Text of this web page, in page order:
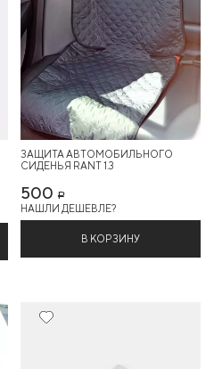
ЗАЩИТА АВТОМОБИЛЬНОГО
СИДЕНЬЯ RANT 1.3
500 Р
НАШЛИ ДЕШЕВЛЕ?
В КОРЗИНУ